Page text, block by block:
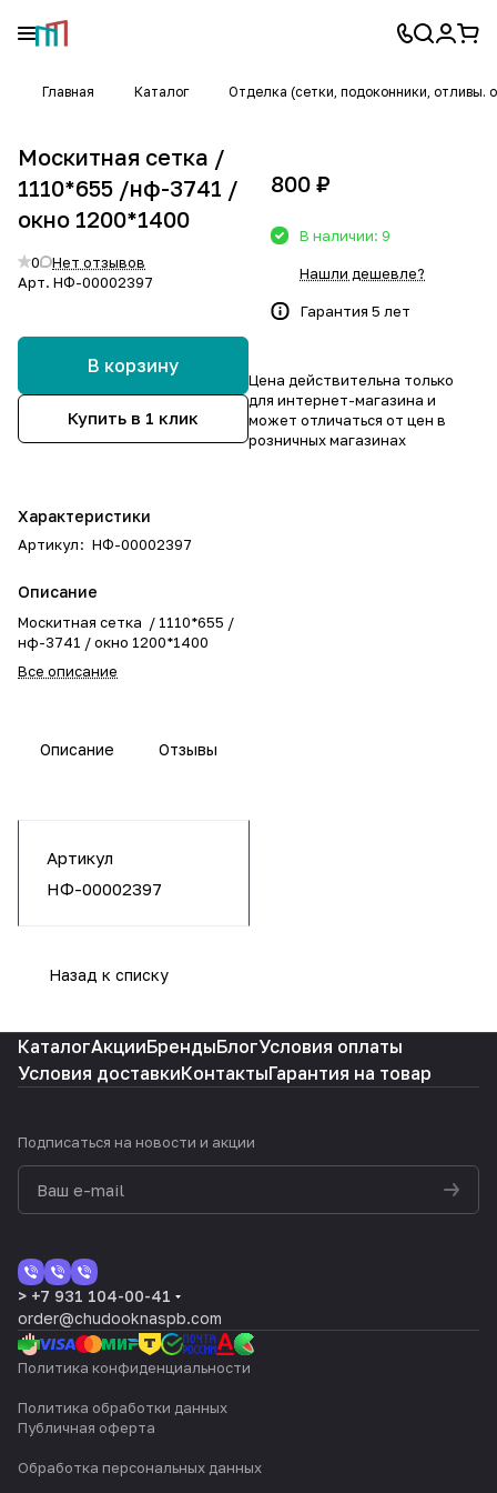
Главная Каталог Отделка (сетки, подоконники, отливы.
Москитная сетка /
1110*655 /нф-3741 /
окно 1200*1400
0
Нет отзывов
Арт. НФ-00002397
В корзину
Купить в 1 клик
Характеристики
Артикул: НФ-00002397
Описание
Москитная сетка / 1110*655 /
нф-3741 / окно 1200*1400
Все описание
800 ₽
В наличии: 9
Нашли дешевле?
Гарантия 5 лет
Цена действительна только
для интернет-магазина и
может отличаться от цен в
розничных магазинах
Описание Отзывы
Артикул
НФ-00002397
Назад к списку
КаталогАкцииБрендыБлогУсловия оплаты
Условия доставкиКонтактыГарантия на товар
Подписаться на новости и акции
> +7 931 104-00-41
order@chudooknaspb.com
Политика конфиденциальности
Политика обработки данных
Публичная оферта
Обработка персональных данных